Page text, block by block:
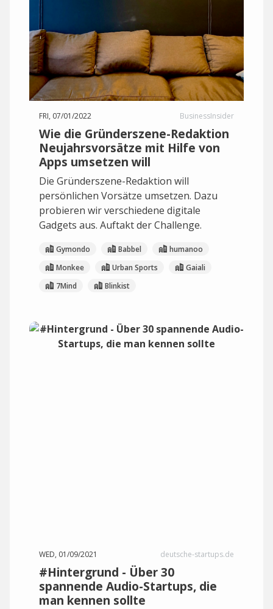
FRI, 07/01/2022 BusinessInsider
Wie die Gründerszene-Redaktion
Neujahrsvorsätze mit Hilfe von
Apps umsetzen will
Die Gründerszene-Redaktion will
persönlichen Vorsätze umsetzen. Dazu
probieren wir verschiedene digitale
Gadgets aus. Auftakt der Challenge.
Gymondo Babbel
humanoo
Monkee
Urban Sports
Gaiali
7Mind
Blinkist
WED, 01/09/2021 deutsche-startups.de
#Hintergrund - Über 30
spannende Audio-Startups, die
man kennen sollte